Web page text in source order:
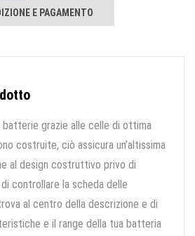
E PAGAMENTO
batterie grazie alle celle di ottima
costruite, ciò assicura un’altissima
al design costruttivo privo di
controllare la scheda delle
al centro della descrizione e di
e il range della tua batteria